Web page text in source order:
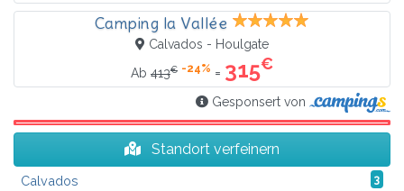
Camping la Vallée
Calvados - Houlgate
Ab 413€ -24% = 315€
Gesponsert von
Standort verfeinern
Calvados 3